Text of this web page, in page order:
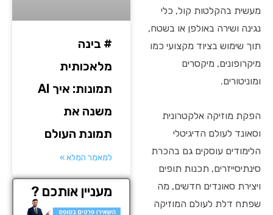
מעשית בהקלטות קול, כלי
נגינה ושירה באולפן או בשטח,
תוך שימוש בציוד מקצועי כמו
מיקרופונים, מיקסרים
ומוניטורים.
הפקת מוזיקה אלקטרונית
וסאונד לעולם הדיגיטלי
הלימודים עוסקים גם בהכרת
סינתיסייזרים, תכנות תופים
ויצירת סאונדים חדשים, מה
שפתח דלת לעולם המוזיקה
# בינה
מלאכותית
תמונות: איך AI
משנה את
תמונת העולם
למאמר המלא »
מעניין אותכם ?